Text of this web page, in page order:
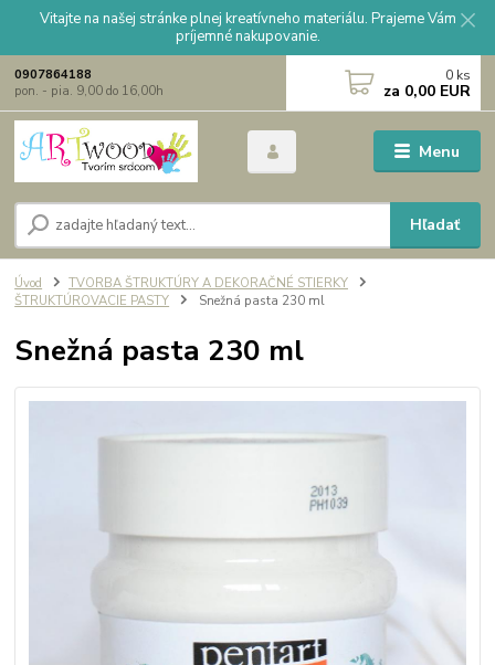
Vitajte na našej stránke plnej kreatívneho materiálu. Prajeme Vám
príjemné nakupovanie.
Menu
Hľadať
0907864188
pon. - pia. 9,00 do 16,00h
0 ks
za 0,00 EUR
Úvod
TVORBA ŠTRUKTÚRY A DEKORAČNÉ STIERKY
ŠTRUKTÚROVACIE PASTY
Snežná pasta 230 ml
Snežná pasta 230 ml